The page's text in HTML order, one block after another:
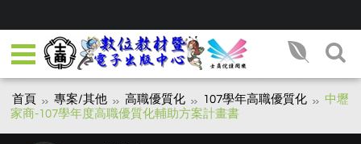
首頁 專案/其他 高職優質化 107學年高職優質化
中壢
家商-107學年度高職優質化輔助方案計畫書